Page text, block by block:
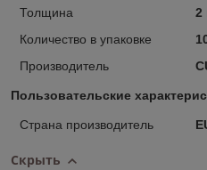
Толщина
2
Количество в упаковке
Производитель
Пользовательские
Страна производитель
Скрыть